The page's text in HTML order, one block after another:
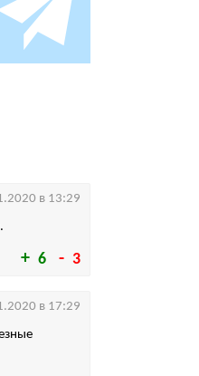
6 3
в 13:29
в 17:29